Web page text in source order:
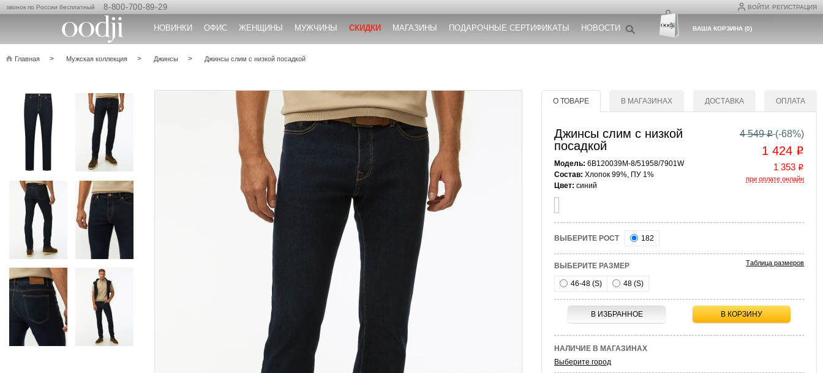
ВОЙТИ РЕГИСТРАЦИЯ
звонок по России бесплатный 8-800-700-89-29
НОВИНКИ ОФИС ЖЕНЩИНЫ МУЖЧИНЫ СКИДКИ МАГАЗИНЫ ПОДАРОЧНЫЕ СЕРТИФИКАТЫ НОВОСТИ ВАША КОРЗИНА(0)
Главная Мужская коллекция Джинсы Джинсы слим с низкой посадкой
О ТОВАРЕ В МАГАЗИНАХ ДОСТАВКА ОПЛАТА
Джинсы слим с низкой
посадкой
Модель: 6B120039M-8/51958/7901W
Состав: Хлопок 99%, ПУ 1%
Цвет: синий
4 549o (-68%)
1 424 o
1 353 o
при оплате онлайн
ВЫБЕРИТЕ РОСТ 182
ВЫБЕРИТЕ РАЗМЕР Таблица размеров
46-48 (S) 48 (S)
В ИЗБРАННОЕ В КОРЗИНУ
НАЛИЧИЕ В МАГАЗИНАХ
Выберите город